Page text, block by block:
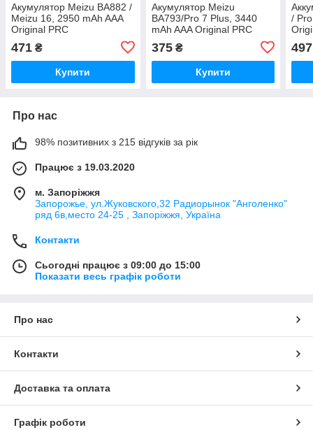
Акумулятор Meizu BA882 /
Meizu 16, 2950 mAh AAA
Original PRC
471 ₴
Купити
Акумулятор Meizu
BA793/Pro 7 Plus, 3440
mAh AAA Original PRC
375₴
Купити
/
497
Про нас
98% позитивних з 215 відгуків за рік
Працює з 19.03.2020
м. Запоріжжя
Запорожье, ул.Жуковского,32 Радиорынок "Анголенко"
ряд 6в,место 24-25 , Запоріжжя, Україна
Контакти
Сьогодні працює з 09:00 до 15:00
Показати весь графік роботи
Про нас
Контакти
Доставка та оплата
Графік роботи